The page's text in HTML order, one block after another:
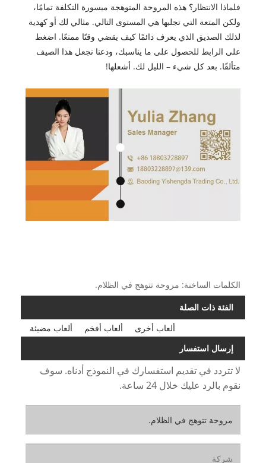
فلماذا الانتظار؟ هذه المروحة المتوهجة ميسورة التكلفة تمامًا،
ولكن المتعة التي تجلبها هي المستوى التالي. مثالي لك أو كهدية
لذلك الصديق الذي يعرف دائمًا كيف يقضي وقتًا ممتعًا. اضغط
على الرابط للحصول على ما يناسبك، ودعنا نجعل هذا الصيف
متألقًا. بعد كل شيء – الليل لك. أشعلها!
الكلمات الساخنة: مروحة تتوهج في الظلام.
الفئة ذات الصلة
ألعاب مضيئة
ألعاب أفخم
ألعاب أخرى
إرسال استفسار
لا تتردد في تقديم استفسارك في النموذج أدناه. سوف
نقوم بالرد عليك خلال 24 ساعة.